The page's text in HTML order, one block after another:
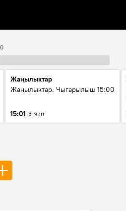
Жаңылыктар
Жаңылыктар. Чыгарылыш 15:00
15:01 3 мин